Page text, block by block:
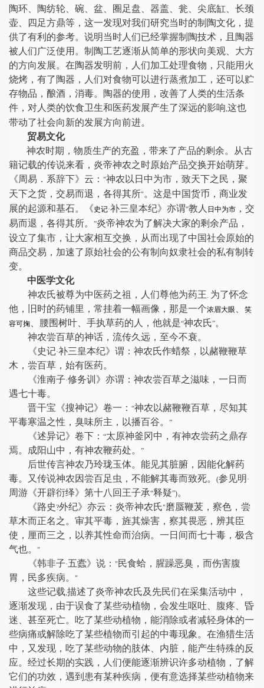
陶环、陶纺轮、碗、盆、圈足盘、器盖、瓮、尖底缸、长颈
壶、四足方鼎等，这一发现对我们研究当时的制陶文化，提
供了有利的参考。说明当时人们已经掌握制陶技术，且陶器
被人们广泛使用。制陶工艺逐渐从简单的形状向美观、大方
的方向发展。在陶器发明前，人们加工处理食物，只能用火
烧烤，有了陶器，人们对食物可以进行蒸煮加工，还可以贮
存物品，酿酒，消毒。陶器的使用，改善了人类的生活条
件，对人类的饮食卫生和医药发展产生了深远的影响 这也
带动了社会向新的发展方向前进。
贸易文化
神农时期，物质生产的充盈，带来了产品的剩余。从古
籍记载的传说来看，炎帝神农之时原始产品交换开始萌芽。
《周易．系辞下》云： "神农以日中为市，致天下之民，聚
天下之货，交易而退，各得其所" 。这是中国货币，商业发
展的起源和基石。《史记·补三皇本纪》亦谓“教人 日中为市 ，交
易而退，各得其所。
”炎帝神农为了解决大家的剩余产品，
设立了集市，让大家相互交换，从而出现了中国社会原始的
商品交易，加速了原始社会的公有制向奴隶社会的私有制转
变。
中医学文化
神农氏被尊为中医药之祖，人们尊他为药王 为了怀念
他，旧时的药铺里，常挂着一幅画像，那是一个浓眉大眼
笑
容可掬
、腰围树叶、手执草药的人，他就是“神农氏”。
神农尝百草的神话，流传久远，至今不衰。
《史记·补三皇本纪》谓：神农氏作蜡祭，以赭鞭鞭草
木，尝百草，始有医药。
《淮南子·修务训》亦谓：神农尝百草之滋味，一日而
遇七十毒。
晋干宝《搜神记》卷一： “神农以赭鞭鞭百草，尽知其
平毒寒温之性，臭味所主，以播百谷。
”
《述异记》卷下： “太原神釜冈中，有神农尝药之鼎存
焉。成阳山中，有神农鞭药处。
”
后世传言神农乃玲珑玉体。能见其脏腑，因能化解药
毒。又传说神农因尝百足虫，不能解其毒而致死。
(参见明 ·
周游《开辟衍绎》第十八回王子承“释疑”)。
《路史?外纪》亦云：炎帝神农氏" 磨蜃鞭茇，察色，尝
草木而正名之。审其平毒，旌其燥害，察其畏恶，辨其臣
使，厘而三之，以养其性命而治病。一日间而七十毒，极含
气也。
"
《韩非子·五蠹》说： " 民食蛤，腥躁恶臭，而伤害腹
胃，民多疾病。
"
这些记载 描述了炎帝神农氏及先民们在采集活动中，
逐渐发现，由于误食了某些动植物，会发生呕吐、腹疼、昏
迷、甚至死亡。吃了某些动植物，能消除或者减轻身体的一
些病痛或解除吃了某些植物而引起的中毒现象。在渔猎生活
中，又发现，吃了某些动物的肢体、内脏，能产生特殊的反
应。经过长期的实践，人们便能逐渐辨识许多动植物，了解
它们的功效，遇到患有某种疾病，便有意选择某些动植物来